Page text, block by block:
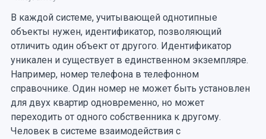
В каждой системе, учитывающей однотипные
объекты нужен, идентификатор, позволяющий
отличить один объект от другого. Идентификатор
уникален и существует в единственном экземпляре.
Например, номер телефона в телефонном
справочнике. Один номер не может быть установлен
для двух квартир одновременно, но может
переходить от одного собственника к другому.
Человек в системе взаимодействия с